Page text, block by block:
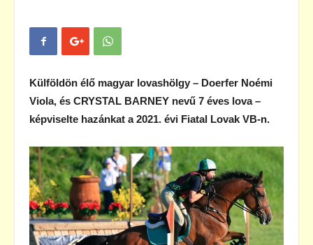
Külföldön élő magyar lovashölgy – Doerfer Noémi
Viola, és CRYSTAL BARNEY nevű 7 éves lova –
képviselte hazánkat a 2021. évi Fiatal Lovak VB-n.